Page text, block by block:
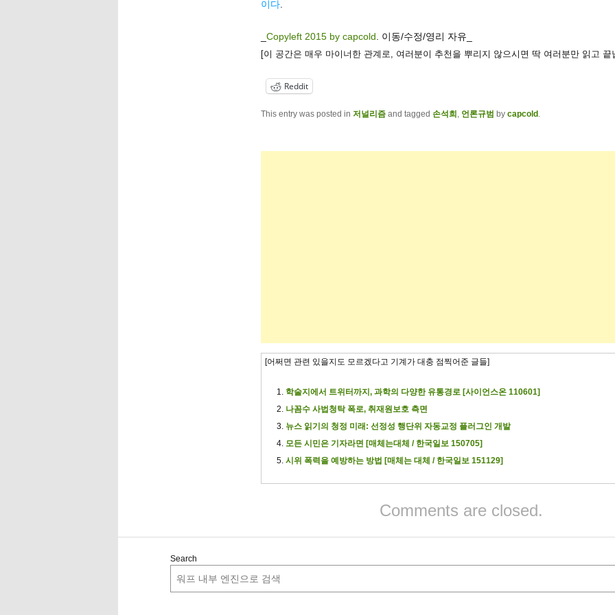
이다.
Copyleft 2015 by capcold. 이동/수정/영리 자유_
[이 공간은 매우 마이너한 관계로, 여러분이 추천을 뿌리지 않으시면 딱 여러분만 읽고 끝
Reddit
This entry was posted in 저널리즘and tagged 손석희 , 언론규범 by capcold .
[어쩌면 관련 있을지도 모르겠다고 기계가 대충 점찍어준 글들]
학술지에서 트위터까지, 과학의 다양한 유통경로 [사이언스온 110601]
나꼼수 사법청탁 폭로, 취재원보호 측면
뉴스 읽기의 청정 미래: 선정성 행단위 자동교정 플러그인 개발
모든 시민은 기자라면 [매체는대체 / 한국일보 150705]
시위 폭력을 예방하는 방법 [매체는 대체 / 한국일보 151129]
Comments are closed.
Search